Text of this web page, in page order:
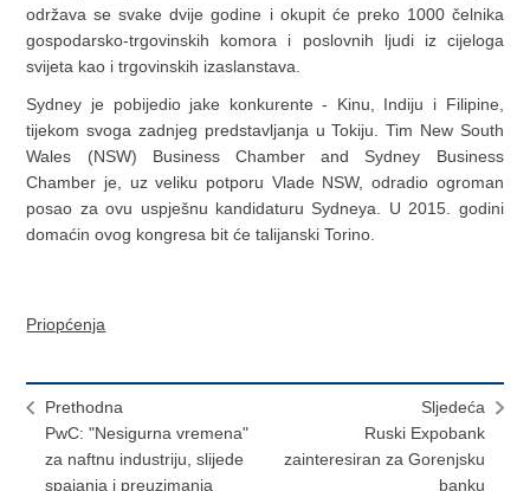
održava se svake dvije godine i okupit će preko 1000 čelnika
gospodarsko-trgovinskih komora i poslovnih ljudi iz cijeloga
svijeta kao i trgovinskih izaslanstava.
Sydney je pobijedio jake konkurente - Kinu, Indiju i Filipine,
tijekom svoga zadnjeg predstavljanja u Tokiju. Tim New South
Wales (NSW) Business Chamber and Sydney Business
Chamber je, uz veliku potporu Vlade NSW, odradio ogroman
posao za ovu uspješnu kandidaturu Sydneya. U 2015. godini
domaćin ovog kongresa bit će talijanski Torino.
Priopćenja
Prethodna
PwC: "Nesigurna vremena"
za naftnu industriju, slijede
spajanja i preuzimanja
Sljedeća
Ruski Expobank
zainteresiran za Gorenjsku
banku